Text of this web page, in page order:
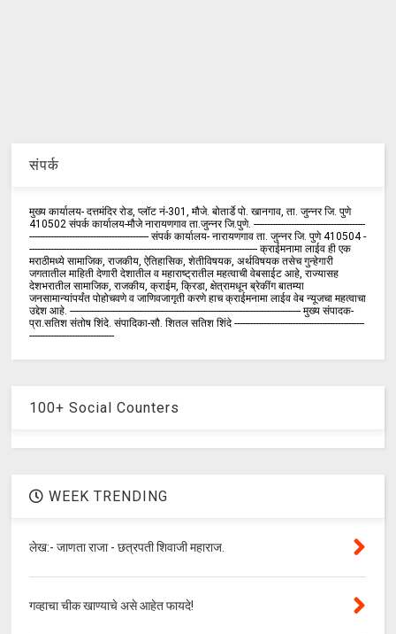
संपर्क
मुख्य कार्यालय- दत्तमंदिर रोड, प्लॉट नं-301, मौजे. बोतार्डे पो. खानगाव, ता. जुन्नर जि. पुणे
410502 संपर्क कार्य‍ालय-मौजे नारायणगाव ता.जुन्नर जि.पुणे. ------------------------------------------
--------------------------------------------- संपर्क कार्यालय- नारायणगाव ता. जुन्नर जि. पुणे 410504 -
-------------------------------------------------------------------------------------- क्राईमनामा लाईव ही एक
मराठीमध्ये सामाजिक, राजकीय, ऐतिहासिक, शेतीविषयक, अर्थविषयक तसेच गुन्हेगारी
जगतातील माहिती देणारी देशातील व महाराष्ट्रातील महत्वाची वेबसाईट आहे, राज्यासह
देशभरातील सामाजिक, राजकीय, क्राईम, क्रिडा, क्षेत्रामधून ब्रेकींग बातम्या
जनसामान्यांपर्यंत पोहोचवणे व जाणिवजागृती करणे हाच क्राईमनामा लाईव वेब न्यूजचा महत्वाचा
उद्देश आहे. --------------------------------------------------------------------------------------- मुख्य संपादक-
प्रा.सतिश संतोष शिंदे. संपादिका-सौ. शितल सतिश शिंदे -------------------------------------------------
--------------------------------
100+ Social Counters
WEEK TRENDING
लेख:- जाणता राजा - छत्रपती शिवाजी महाराज.
गव्हाचा चीक खाण्याचे असे आहेत फायदे!